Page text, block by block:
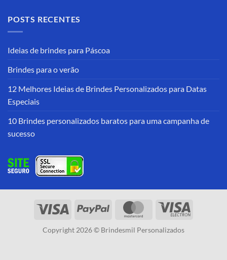
POSTS RECENTES
Ideias de brindes para Páscoa
Brindes para o verão
12 Melhores Ideias de Brindes Personalizados para Datas
Especiais
10 Brindes personalizados baratos para uma campanha de
sucesso
Copyright 2026 © Brindesmil Personalizados